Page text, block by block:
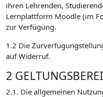
ihren Lehrenden,
Lernplattform Moodle (im
zur Verfügung.
1.2 Die
auf Widerruf.
2
2.1. Die allgemeinen